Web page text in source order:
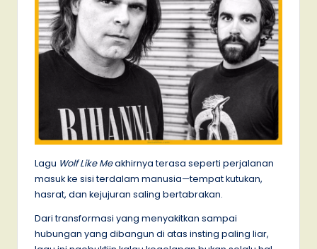
Lagu Wolf Like Meakhirnya terasa seperti perjalanan
masuk ke sisi terdalam manusia—tempat kutukan,
hasrat, dan kejujuran saling bertabrakan.
Dari transformasi yang menyakitkan sampai
hubungan yang dibangun di atas insting paling liar,